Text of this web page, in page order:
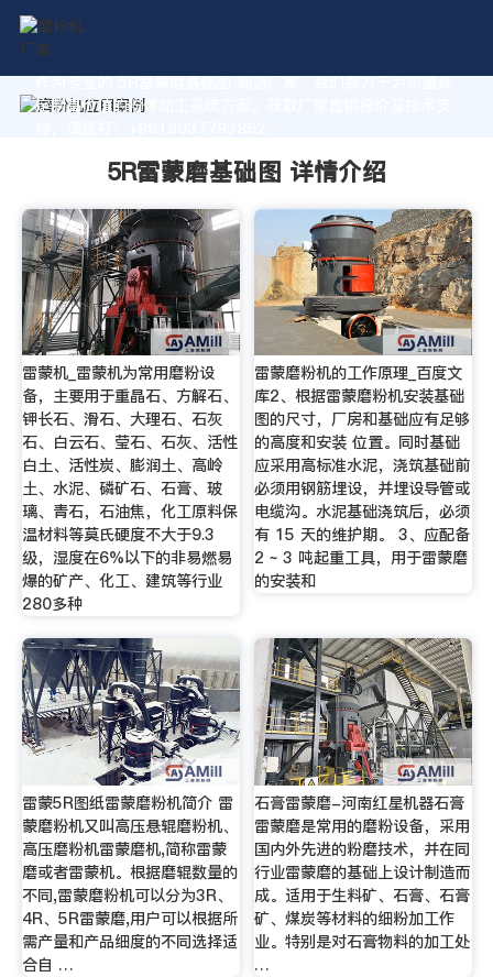
作为专业的 5R雷蒙磨基础图 制造厂家，我们致力于为您量身
定制高价值的粉体加工系统方案。获取厂家直销报价及技术支
5R雷蒙磨基础图 详情介绍
雷蒙机_雷蒙机为常用磨粉设
备，主要用于重晶石、方解石、
钾长石、滑石、大理石、石灰
石、白云石、莹石、石灰、活性
白土、活性炭、膨润土、高岭
土、水泥、磷矿石、石膏、玻
璃、青石，石油焦，化工原料保
温材料等莫氏硬度不大于9.3
级，湿度在6%以下的非易燃易
爆的矿产、化工、建筑等行业
280多种
雷蒙磨粉机的工作原理_百度文
库2、根据雷蒙磨粉机安装基础
图的尺寸，厂房和基础应有足够
的高度和安装 位置。同时基础
应采用高标准水泥，浇筑基础前
必须用钢筋埋设，并埋设导管或
电缆沟。水泥基础浇筑后，必须
有 15 天的维护期。 3、应配备
2 ~ 3 吨起重工具，用于雷蒙磨
的安装和
雷蒙5R图纸雷蒙磨粉机简介 雷
蒙磨粉机又叫高压悬辊磨粉机、
高压磨粉机雷蒙磨机,简称雷蒙
磨或者雷蒙机。根据磨辊数量的
不同,雷蒙磨粉机可以分为3R、
4R、5R雷蒙磨,用户可以根据所
需产量和产品细度的不同选择适
合自 …
石膏雷蒙磨-河南红星机器石膏
雷蒙磨是常用的磨粉设备，采用
国内外先进的粉磨技术，并在同
行业雷蒙磨的基础上设计制造而
成。适用于生料矿、石膏、石膏
矿、煤炭等材料的细粉加工作
业。特别是对石膏物料的加工处
…